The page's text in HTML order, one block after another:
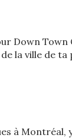
Down Town
la ville de ta
à Montréal,